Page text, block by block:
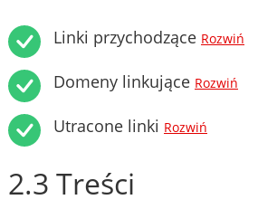
Linki przychodzące Rozwiń
Domeny linkujące Rozwiń
Utracone linki Rozwiń
2.3 Treści